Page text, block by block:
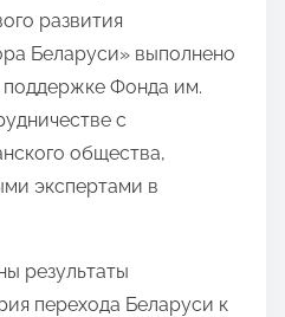
развития
Беларуси» выполнено
поддержке Фонда им.
с
общества,
экспертами в
результаты
перехода Беларуси к